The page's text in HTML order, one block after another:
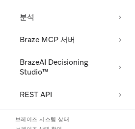
분석
Braze MCP 서버
BrazeAI Decisioning
Studio™
REST API
현지화
브레이즈 시스템 상태